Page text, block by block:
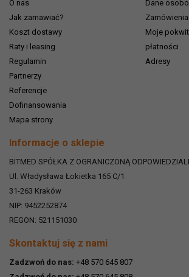
O nas
Jak zamawiać?
Koszt dostawy
Raty i leasing
Regulamin
Partnerzy
Referencje
Dofinansowania
Mapa strony
Dane
Zamówienia
Moje
płatności
Adresy
Informacje o sklepie
BITMED SPÓŁKA Z OGRANICZONĄ
Ul. Władysława Łokietka 165 C/1
31-263 Kraków
NIP: 9452252874
REGON: 521151030
Skontaktuj się z nami
Zadzwoń do nas: +48 570 645 807